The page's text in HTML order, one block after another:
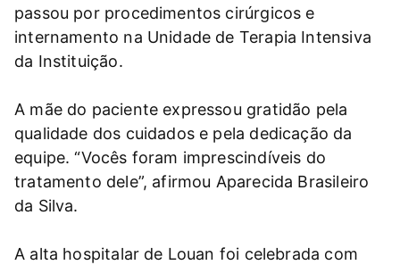
passou por procedimentos cirúrgicos e
internamento na Unidade de Terapia Intensiva
da Instituição.
A mãe do paciente expressou gratidão pela
qualidade dos cuidados e pela dedicação da
equipe. “Vocês foram imprescindíveis do
tratamento dele”, afirmou Aparecida Brasileiro
da Silva.
A alta hospitalar de Louan foi celebrada com